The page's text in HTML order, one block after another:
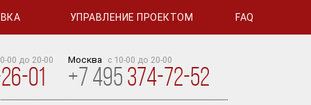
УПРАВЛЕНИЕ ПРОЕКТОМ FAQ
00 до 20-00
01
Москва с 10-00 до 20-00
+7 495 374-72-52